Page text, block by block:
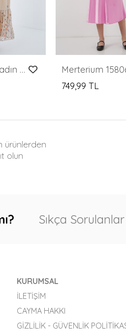
Merterium Kadın Krem Desenli Şifon Etek 8010
749,99 TL
ürünlerden
olun
Sıkça Sorulanlar
KURUMSAL
İLETIŞIM
CAYMA HAKKI
GIZLILIK - GÜVENLIK